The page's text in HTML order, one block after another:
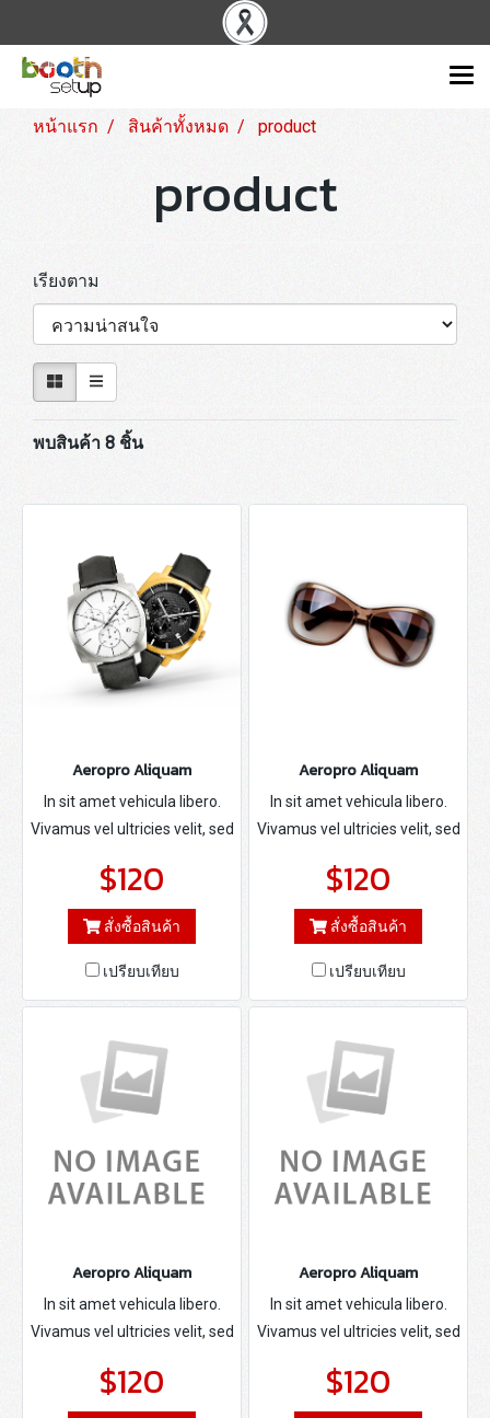
หน้าแรก สินค้าทั้งหมด product
product
เรียงตาม
พบสินค้า 8 ชิ้น
Aeropro Aliquam
In sit amet vehicula libero.
Vivamus vel ultricies velit, sed
$120
สั่งซื้อสินค้า
เปรียบเทียบ
Aeropro Aliquam
In sit amet vehicula libero.
Vivamus vel ultricies velit, sed
$120
สั่งซื้อสินค้า
เปรียบเทียบ
Aeropro Aliquam
In sit amet vehicula libero.
Vivamus vel ultricies velit, sed
$120
Aeropro Aliquam
In sit amet vehicula libero.
Vivamus vel ultricies velit, sed
$120